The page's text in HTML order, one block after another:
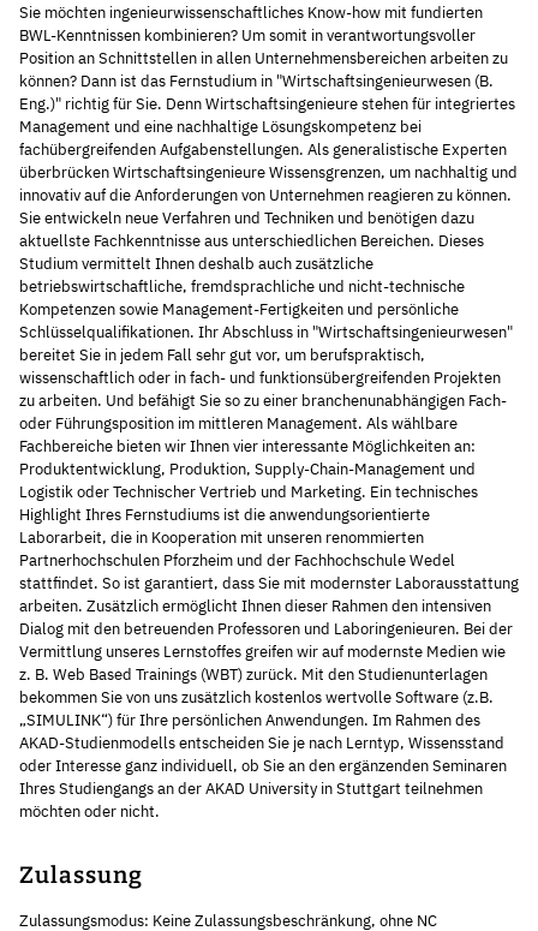
Sie möchten ingenieurwissenschaftliches Know-how mit fundierten
BWL-Kenntnissen kombinieren? Um somit in verantwortungsvoller
Position an Schnittstellen in allen Unternehmensbereichen arbeiten zu
können? Dann ist das Fernstudium in "Wirtschaftsingenieurwesen (B.
Eng.)" richtig für Sie. Denn Wirtschaftsingenieure stehen für integriertes
Management und eine nachhaltige Lösungskompetenz bei
fachübergreifenden Aufgabenstellungen. Als generalistische Experten
überbrücken Wirtschaftsingenieure Wissensgrenzen, um nachhaltig und
innovativ auf die Anforderungen von Unternehmen reagieren zu können.
Sie entwickeln neue Verfahren und Techniken und benötigen dazu
aktuellste Fachkenntnisse aus unterschiedlichen Bereichen. Dieses
Studium vermittelt Ihnen deshalb auch zusätzliche
betriebswirtschaftliche, fremdsprachliche und nicht-technische
Kompetenzen sowie Management-Fertigkeiten und persönliche
Schlüsselqualifikationen. Ihr Abschluss in "Wirtschaftsingenieurwesen"
bereitet Sie in jedem Fall sehr gut vor, um berufspraktisch,
wissenschaftlich oder in fach- und funktionsübergreifenden Projekten
zu arbeiten. Und befähigt Sie so zu einer branchenunabhängigen Fach-
oder Führungsposition im mittleren Management. Als wählbare
Fachbereiche bieten wir Ihnen vier interessante Möglichkeiten an:
Produktentwicklung, Produktion, Supply-Chain-Management und
Logistik oder Technischer Vertrieb und Marketing. Ein technisches
Highlight Ihres Fernstudiums ist die anwendungsorientierte
Laborarbeit, die in Kooperation mit unseren renommierten
Partnerhochschulen Pforzheim und der Fachhochschule Wedel
stattfindet. So ist garantiert, dass Sie mit modernster Laborausstattung
arbeiten. Zusätzlich ermöglicht Ihnen dieser Rahmen den intensiven
Dialog mit den betreuenden Professoren und Laboringenieuren. Bei der
Vermittlung unseres Lernstoffes greifen wir auf modernste Medien wie
z. B. Web Based Trainings (WBT) zurück. Mit den Studienunterlagen
bekommen Sie von uns zusätzlich kostenlos wertvolle Software (z.B.
„SIMULINK“) für Ihre persönlichen Anwendungen. Im Rahmen des
AKAD-Studienmodells entscheiden Sie je nach Lerntyp, Wissensstand
oder Interesse ganz individuell, ob Sie an den ergänzenden Seminaren
Ihres Studiengangs an der AKAD University in Stuttgart teilnehmen
möchten oder nicht.
Zulassung
Zulassungsmodus: Keine Zulassungsbeschränkung, ohne NC